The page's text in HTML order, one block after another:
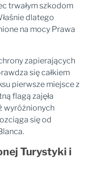
trwałym szkodom
dlatego
na mocy Prawa
zapierających
się całkiem
pierwsze miejsce z
flagą zajęła
wyróżnionych
się od
Turystyki i